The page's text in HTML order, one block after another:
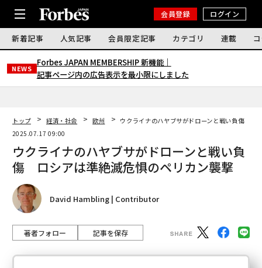
会員登録 ログイン
新着記事 人気記事 会員限定記事 カテゴリ 連載
NEWS
Forbes JAPAN MEMBERSHIP 新機能｜
記事ページ内の広告表示を最小限にしました
トップ 経済・社会 欧州
ウクライナのハヤブサがドローンと戦い負傷 ロ
2025.07.17 09:00
ウクライナのハヤブサがドローンと戦い負
傷 ロシアは準絶滅危惧のペリカン襲撃
David Hambling | Contributor
著者フォロー 記事を保存